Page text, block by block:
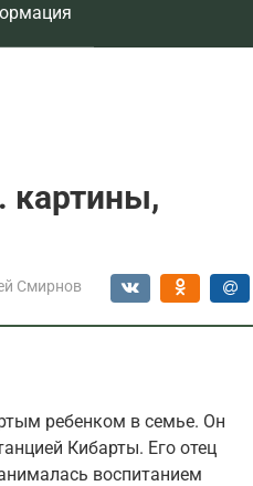
картины,
Смирнов
ребенком в семье. Он
Кибарты. Его отец
воспитанием